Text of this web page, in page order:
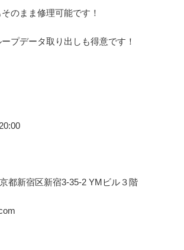
のまま修理可能です！
ープデータ取り出しも得意です！
20:00
都新宿区新宿3-35-2 YMビル３階